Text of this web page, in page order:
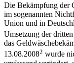
Die Bekämpfung der
im sogenannten
Union und in
Umsetzung der
das
13.08.20082 wurde